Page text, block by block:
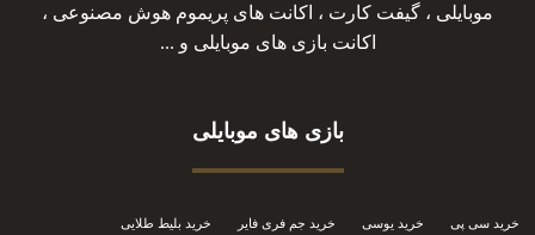
موبایلی ، گیفت کارت ، اکانت های پریموم هوش مصنوعی ،
اکانت بازی های موبایلی و ...
بازی های موبایلی
خرید سی پی خرید یوسی خرید جم فری فایر خرید بلیط طلایی